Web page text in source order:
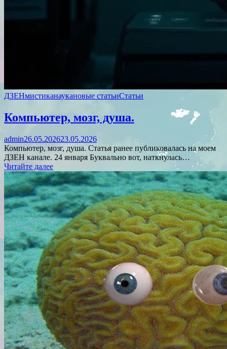
ДЗЕНмистиканаукановые статьиСтатьи
Компьютер, мозг, душа.
admin26.05.202623.05.2026
Компьютер, мозг, душа. Статья ранее публиковалась на моем
ДЗЕН канале. 24 января Буквально вот, наткнулась…
Читайте далее